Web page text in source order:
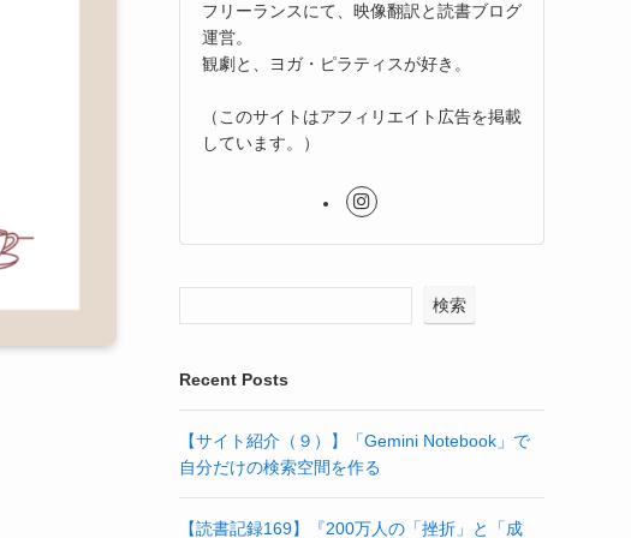
フリーランスにて、映像翻訳と読書ブログ
運営。
観劇と、ヨガ・ピラティスが好き。
（このサイトはアフィリエイト広告を掲載
しています。）
検索
Recent Posts
【サイト紹介（９）】「Gemini Notebook」で
自分だけの検索空間を作る
【読書記録169】『200万人の「挫折」と「成